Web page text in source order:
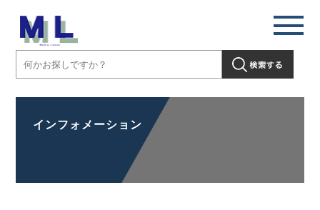
インフォメーション